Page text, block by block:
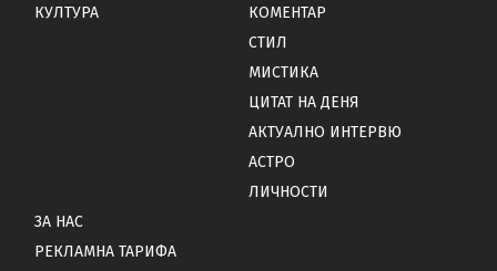
КУЛТУРА
КОМЕНТАР
СТИЛ
МИСТИКА
ЦИТАТ НА ДЕНЯ
АКТУАЛНО ИНТЕРВЮ
АСТРО
ЛИЧНОСТИ
ЗА НАС
РЕКЛАМНА ТАРИФА